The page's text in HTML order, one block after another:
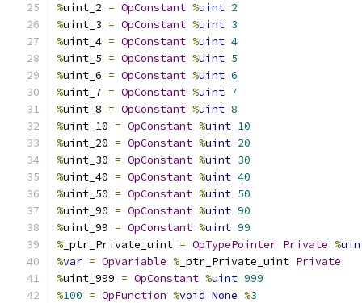
%uint_2 = OpConstant %uint 2
%uint_3 = OpConstant %uint 3
%uint_4 = OpConstant %uint 4
%uint_5 = OpConstant %uint 5
%uint_6 = OpConstant %uint 6
%uint_7 = OpConstant %uint 7
%uint_8 = OpConstant %uint 8
%uint_10 = OpConstant %uint 10
%uint_20 = OpConstant %uint 20
%uint_30 = OpConstant %uint 30
%uint_40 = OpConstant %uint 40
%uint_50 = OpConstant %uint 50
%uint_90 = OpConstant %uint 90
%uint_99 = OpConstant %uint 99
% _ptr_Private_uint = OpTypePointer Private %
%var = OpVariable % _ptr_Private_uint Private
%uint_999 = OpConstant %uint 999
%100 = OpFunction %void None %3